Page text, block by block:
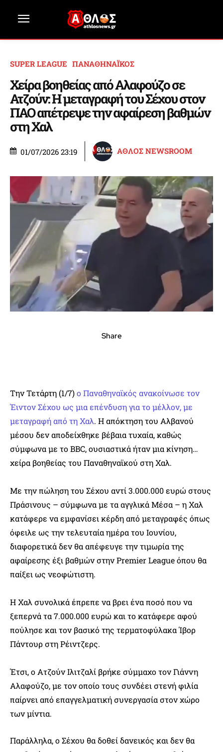
SUPER LEAGUE ΠΑΝΑΘΗΝΑΪΚΟΣ
Χείρα βοηθείας από Αλαφούζο σε
Ατζούν: Η μεταγραφή του Σέχου στον
ΠΑΟ απέτρεψε την αφαίρεση βαθμών
στη Χαλ
01/07/2026 23:19 ΑΘΛΟΣ NEWSROOM
Share
Την Τετάρτη (1/7)ο Παναθηναϊκός ανακοίνωσε τον
Έιντον Σέχου ως μια επένδυση για το μέλλον, με
μεταγραφή από τη Χαλ. Η απόκτηση του Αλβανού
μέσου δεν αποδείχθηκε βέβαια τυχαία, καθώς
σύμφωνα με το BBC, ουσιαστικά ήταν μια κίνηση…
χείρα βοηθείας του Παναθηναϊκού στη Χαλ.
Με την πώληση του Σέχου αντί 3.000.000 ευρώ στους
Πράσινους – σύμφωνα με τα αγγλικά Μέσα – η Χαλ
κατάφερε να εμφανίσει κέρδη από μεταγραφές όπως
όφειλε ως την τελευταία ημέρα του Ιουνίου,
διαφορετικά δεν θα απέφευγε την τιμωρία της
αφαίρεσης έξι βαθμών στην Premier League όπου θα
παίξει ως νεοφώτιστη.
Η Χαλ συνολικά έπρεπε να βρει ένα ποσό που να
ξεπερνά τα 7.000.000 ευρώ και το κατάφερε αφού
πούλησε και τον βασικό της τερματοφύλακα Ίβορ
Πάντουρ στη Ρέιντζερς.
Έτσι, ο Ατζούν Ιλιτζαλί βρήκε σύμμαχο τον Γιάννη
Αλαφούζο, με τον οποίο τους συνδέει στενή φιλία
παίρνει από επαγγελματική συνεργασία στον χώρο
των μίντια.
Παράλληλα, ο Σέχου θα δοθεί δανεικός και δεν θα